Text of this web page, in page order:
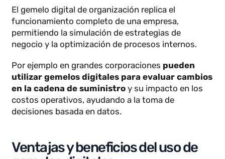
otras infraestructuras para mejorar su gestión,
mantenimiento y eficiencia energética.
Por ejemplo en la gestión de aeropuertos, se
tráfico de pasajeros, optimizar la disposición de las
puertas de embarque y mejorar la experiencia del
usuario reduciendo tiempos de espera.